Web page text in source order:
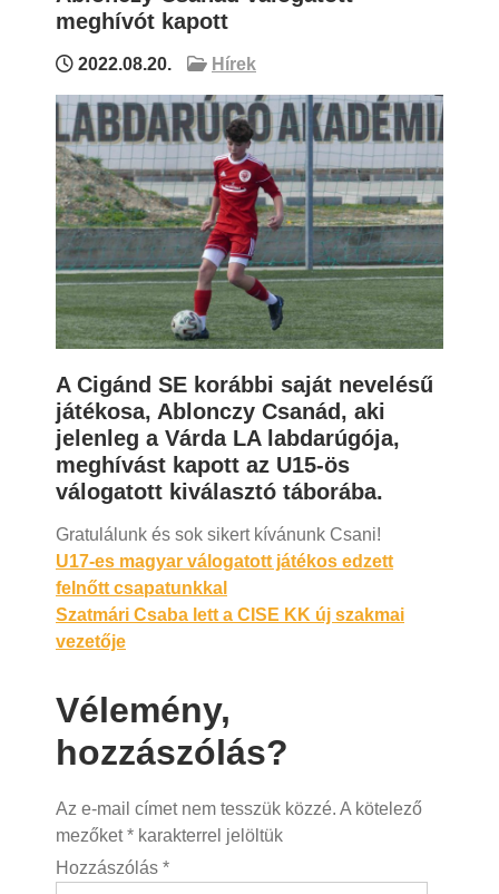
meghívót kapott
2022.08.20. Hírek
A Cigánd SE korábbi saját nevelésű
játékosa, Ablonczy Csanád, aki
jelenleg a Várda LA labdarúgója,
meghívást kapott az U15-ös
válogatott kiválasztó táborába.
Gratulálunk és sok sikert kívánunk Csani!
Bejegyzés
navigáció
U17-es magyar válogatott játékos edzett
felnőtt csapatunkkal
Szatmári Csaba lett a CISE KK új szakmai
vezetője
Vélemény,
hozzászólás?
Az e-mail címet nem tesszük közzé. A kötelező
mezőket* karakterrel jelöltük
Hozzászólás *